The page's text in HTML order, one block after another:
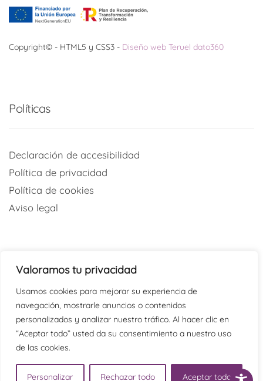
Valoramos tu privacidad
Usamos cookies para mejorar su experiencia de
navegación, mostrarle anuncios o contenidos
personalizados y analizar nuestro tráfico. Al hacer clic en
“Aceptar todo” usted da su consentimiento a nuestro uso
de las cookies.
Personalizar Rechazar todo Aceptar todo
Copyright© - HTML5 y CSS3 - Diseño web Teruel dato360
Políticas
Declaración de accesibilidad
Política de privacidad
Política de cookies
Aviso legal
Redes sociales
@psicaraoficial
@PSICARAoficial
@psicaraoficial